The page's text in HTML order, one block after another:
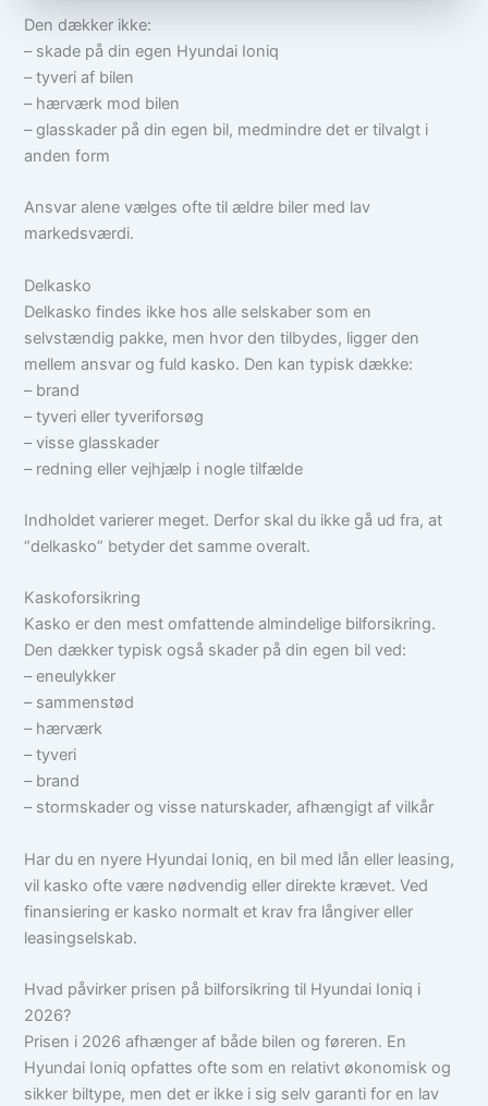
Den dækker ikke:
– skade på din egen Hyundai Ioniq
– tyveri af bilen
– hærværk mod bilen
– glasskader på din egen bil, medmindre det er tilvalgt i
anden form
Ansvar alene vælges ofte til ældre biler med lav
markedsværdi.
Delkasko
Delkasko findes ikke hos alle selskaber som en
selvstændig pakke, men hvor den tilbydes, ligger den
mellem ansvar og fuld kasko. Den kan typisk dække:
– brand
– tyveri eller tyveriforsøg
– visse glasskader
– redning eller vejhjælp i nogle tilfælde
Indholdet varierer meget. Derfor skal du ikke gå ud fra, at
“delkasko” betyder det samme overalt.
Kaskoforsikring
Kasko er den mest omfattende almindelige bilforsikring.
Den dækker typisk også skader på din egen bil ved:
– eneulykker
– sammenstød
– hærværk
– tyveri
– brand
– stormskader og visse naturskader, afhængigt af vilkår
Har du en nyere Hyundai Ioniq, en bil med lån eller leasing,
vil kasko ofte være nødvendig eller direkte krævet. Ved
finansiering er kasko normalt et krav fra långiver eller
leasingselskab.
Hvad påvirker prisen på bilforsikring til Hyundai Ioniq i
2026?
Prisen i 2026 afhænger af både bilen og føreren. En
Hyundai Ioniq opfattes ofte som en relativt økonomisk og
sikker biltype, men det er ikke i sig selv garanti for en lav